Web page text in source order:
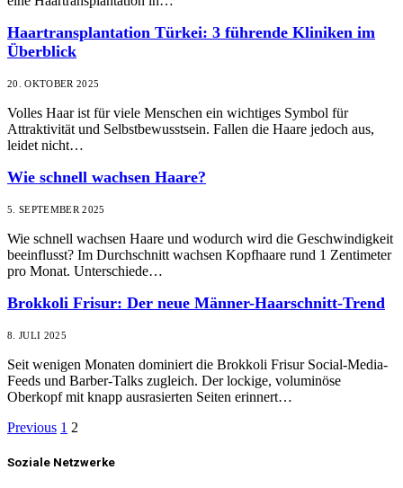
Haartransplantation Türkei: 3 führende Kliniken im
Überblick
20. OKTOBER 2025
Volles Haar ist für viele Menschen ein wichtiges Symbol für
Attraktivität und Selbstbewusstsein. Fallen die Haare jedoch aus,
leidet nicht…
Wie schnell wachsen Haare?
5. SEPTEMBER 2025
Wie schnell wachsen Haare und wodurch wird die Geschwindigkeit
beeinflusst? Im Durchschnitt wachsen Kopfhaare rund 1 Zentimeter
pro Monat. Unterschiede…
Brokkoli Frisur: Der neue Männer-Haarschnitt-Trend
8. JULI 2025
Seit wenigen Monaten dominiert die Brokkoli Frisur Social-Media-
Feeds und Barber-Talks zugleich. Der lockige, voluminöse
Oberkopf mit knapp ausrasierten Seiten erinnert…
Previous 1 2
Soziale Netzwerke